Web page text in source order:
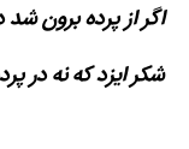
اگر از پرده برون
شکر ایزد که نه در